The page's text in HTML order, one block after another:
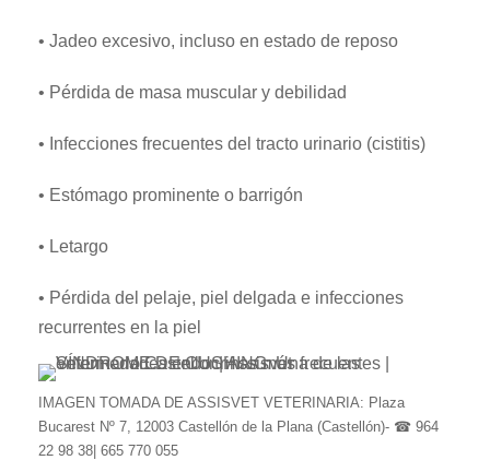
• Jadeo excesivo, incluso en estado de reposo
• Pérdida de masa muscular y debilidad
• Infecciones frecuentes del tracto urinario (cistitis)
• Estómago prominente o barrigón
• Letargo
• Pérdida del pelaje, piel delgada e infecciones
recurrentes en la piel
IMAGEN TOMADA DE ASSISVET VETERINARIA: Plaza
Bucarest Nº 7, 12003 Castellón de la Plana (Castellón)- ☎ 964
22 98 38| 665 770 055